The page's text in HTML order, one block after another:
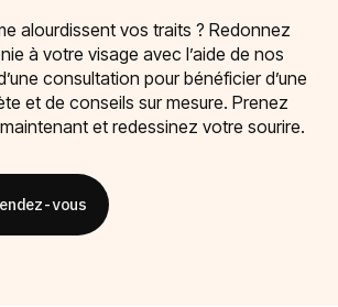
alourdissent vos traits ? Redonnez
à votre visage avec l’aide de nos
consultation pour bénéficier d’une
et de conseils sur mesure. Prenez
et redessinez votre sourire.
vous